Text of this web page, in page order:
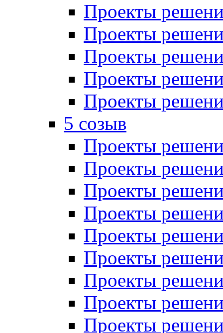
Проекты
Проекты
Проекты
Проекты
Проекты
5 созыв
Проекты
Проекты
Проекты
Проекты
Проекты
Проекты
Проекты
Проекты
Проекты